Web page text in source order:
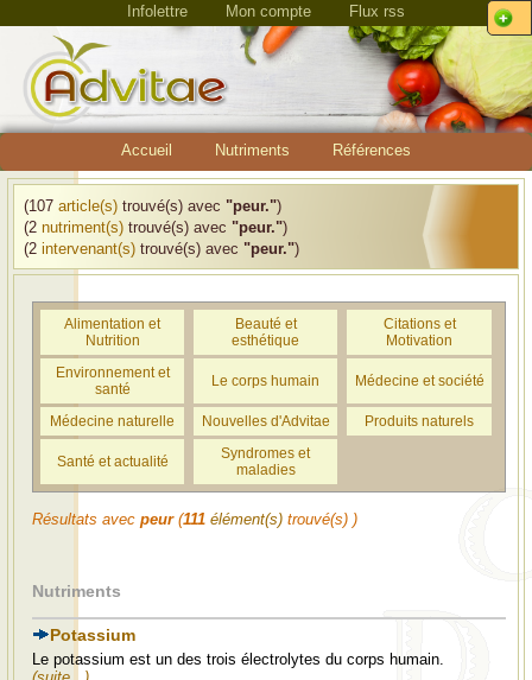
Infolettre Mon compte Flux rss
Accueil Nutriments Références
(107 article(s) trouvé(s) avec "peur.")
(2 nutriment(s) trouvé(s) avec "peur.")
(2 intervenant(s) trouvé(s) avec "peur.")
Alimentation et
Nutrition
Beauté et
esthétique
Citations et
Motivation
Environnement et
santé
Le corps humain Médecine et société
Médecine naturelle Nouvelles d'Advitae Produits naturels
Santé et actualité
Syndromes et
maladies
Résultats avec peur (111 élément(s) trouvé(s) )
Nutriments
Potassium
Le potassium est un des trois électrolytes du corps humain.